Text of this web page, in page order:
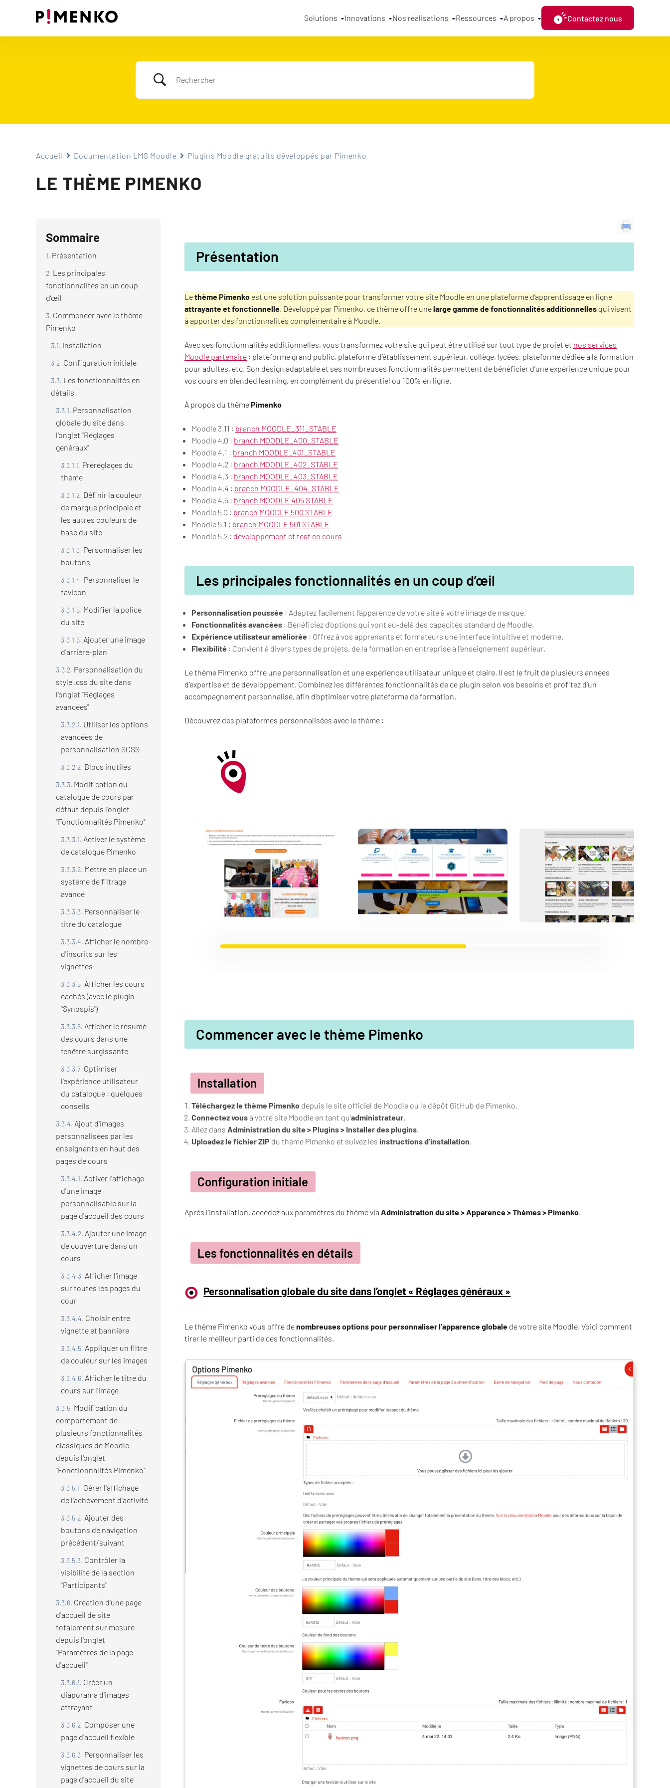
Solutions Innovations Nos réalisations Ressources A propos Contactez nous
Accueil Documentation LMS Moodle Plugins Moodle gratuits développés par Pimenko
LE THÈME PIMENKO
Sommaire
Présentation
Les principales
fonctionnalités en un coup
d’œil
Commencer avec le thème
Pimenko
Installation
Configuration initiale
Les fonctionnalités en
détails
Personnalisation
globale du site dans
l'onglet "Réglages
généraux"
Préréglages du
thème
Définir la couleur
de marque principale et
les autres couleurs de
base du site
Personnaliser les
boutons
Personnaliser le
favicon
Modifier la police
du site
Ajouter une image
d'arrière-plan
Personnalisation du
style .css du site dans
l'onglet "Réglages
avancées"
Utiliser les options
avancées de
personnalisation SCSS
Blocs inutiles
Modification du
catalogue de cours par
défaut depuis l'onglet
"Fonctionnalités Pimenko"
Activer le système
de catalogue Pimenko
Mettre en place un
système de filtrage
avancé
Personnaliser le
titre du catalogue
Afficher le nombre
d'inscrits sur les
vignettes
Afficher les cours
cachés (avec le plugin
"Synospis")
Afficher le résumé
des cours dans une
fenêtre surgissante
Optimiser
l'expérience utilisateur
du catalogue : quelques
conseils
Ajout d'images
personnalisées par les
enseignants en haut des
pages de cours
Activer l'affichage
d'une image
personnalisable sur la
page d'accueil des cours
Ajouter une image
de couverture dans un
cours
Afficher l'image
sur toutes les pages du
cour
Choisir entre
vignette et bannière
Appliquer un filtre
de couleur sur les images
Afficher le titre du
cours sur l'image
Modification du
comportement de
plusieurs fonctionnalités
classiques de Moodle
depuis l'onglet
"Fonctionnalités Pimenko"
Gérer l'affichage
de l'achèvement d'activité
Ajouter des
boutons de navigation
précédent/suivant
Contrôler la
visibilité de la section
"Participants"
Création d'une page
d'accueil de site
totalement sur mesure
depuis l'onglet
"Paramètres de la page
d'accueil"
Créer un
diaporama d'images
attrayant
Composer une
page d'accueil flexible
Personnaliser les
vignettes de cours sur la
page d'accueil du site
Présentation
Lethème Pimenko est une solution puissante pour transformer votre site Moodle en une plateforme d’apprentissage en ligne
attrayante et fonctionnelle. Développé par Pimenko, ce thème offre unelarge gamme de fonctionnalités additionnelles qui visent
à apporter des fonctionnalités complémentaire à Moodle.
Avec ses fonctionnalités additionnelles, vous transformez votre site qui peut être utilisé sur tout type de projet et nos services
Moodle partenaire : plateforme grand public, plateforme d’établissement supérieur, collège, lycées, plateforme dédiée à la formation
pour adultes, etc. Son design adaptable et ses nombreuses fonctionnalités permettent de bénéficier d’une expérience unique pour
vos cours en blended learning, en complément du présentiel ou 100% en ligne.
À propos du thèmePimenko
Moodle 3.11 : branch MOODLE_311_STABLE
Moodle 4.0 : branch MOODLE_400_STABLE
Moodle 4.1 : branch MOODLE_401_STABLE
Moodle 4.2 : branch MOODLE_402_STABLE
Moodle 4.3 : branch MOODLE_403_STABL E
Moodle 4.4 : branch MOODLE_404_STABL E
Moodle 4.5 : branch MOODLE 405 STABLE
Moodle 5.0 : branch MOODLE 500 STABLE
Moodle 5.1 : branch MOODLE 501 STABLE
Moodle 5.2 : développement et test en cours
Les principales fonctionnalités en un coup d’œil
Personnalisation poussée : Adaptez facilement l’apparence de votre site à votre image de marque.
Fonctionnalités avancées : Bénéficiez d’options qui vont au-delà des capacités standard de Moodle.
Expérience utilisateur améliorée : Offrez à vos apprenants et formateurs une interface intuitive et moderne.
Flexibilité : Convient à divers types de projets, de la formation en entreprise à l’enseignement supérieur.
Le thème Pimenko offre une personnalisation et une expérience utilisateur unique et claire. Il est le fruit de plusieurs années
d’expertise et de développement. Combinez les différentes fonctionnalités de ce plugin selon vos besoins et profitez d’un
accompagnement personnalisé, afin d’optimiser votre plateforme de formation.
Découvrez des plateformes personnalisées avec le thème :
Commencer avec le thème Pimenko
Installation
Téléchargez le thème Pimenko depuis le site officiel de Moodle ou le dépôt GitHub de Pimenko.
Connectez vous à votre site Moodle en tant qu’administrateur.
Allez dans Administration du site > Plugins > Installer des plugins.
Uploadez le fichier ZIP du thème Pimenko et suivez les instructions d’installation.
Configuration initiale
Après l’installation, accédez aux paramètres du thème via Administration du site > Apparence > Thèmes > Pimenko.
Les fonctionnalités en détails
Personnalisation globale du site dans l’onglet « Réglages généraux »
Le thème Pimenko vous offre denombreuses options pour personnaliser l’apparence globale de votre site Moodle. Voici comment
tirer le meilleur parti de ces fonctionnalités.